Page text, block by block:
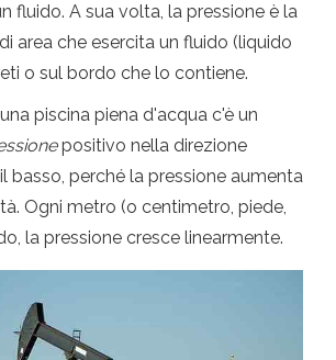
fluido. A sua volta, la pressione è la
area che esercita un fluido (liquido
o sul bordo che lo contiene.
piscina piena d'acqua c'è un
positivo nella direzione
basso, perché la pressione aumenta
Ogni metro (o centimetro, piede,
la pressione cresce linearmente.